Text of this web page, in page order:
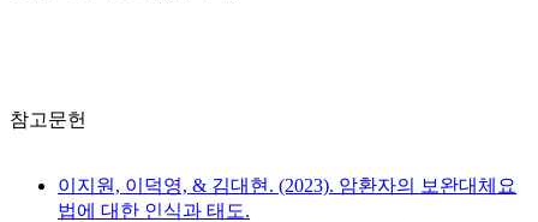
참고문헌
이지원, 이덕영, & 김대현. (2023). 암환자의 보완대체요
법에 대한 인식과 태도.